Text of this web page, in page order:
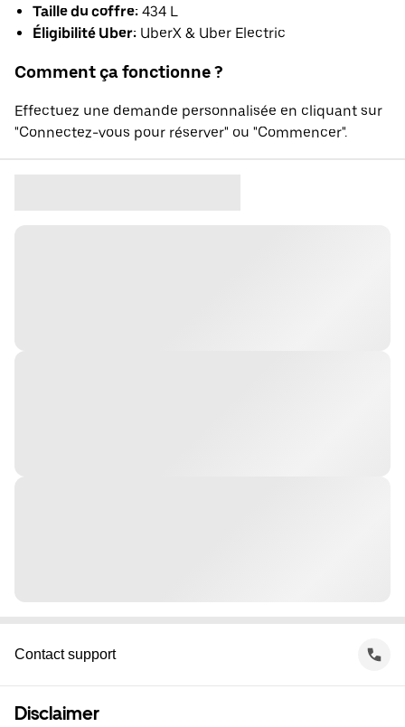
Taille du coffre: 434 L
Éligibilité Uber: UberX & Uber Electric
Comment ça fonctionne ?
Effectuez une demande personnalisée en cliquant sur
"Connectez-vous pour réserver" ou "Commencer".
Contact support
Disclaimer